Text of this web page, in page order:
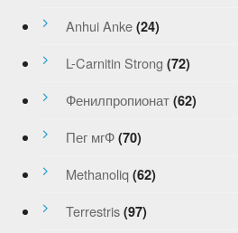
Anhui Anke (24)
L-Carnitin Strong (72)
Фенилпропионат (62)
Пег мгФ (70)
Methanoliq (62)
Terrestris (97)